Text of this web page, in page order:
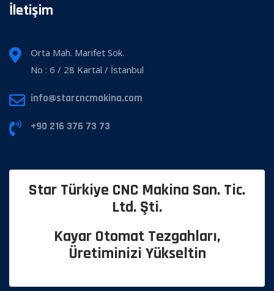
İletişim
Orta Mah. Marifet Sok.
No : 6 / 28 Kartal / İstanbul
info@starcncmakina.com
+90 216 376 73 73
Star Türkiye CNC Makina San. Tic.
Ltd. Şti.
Kayar Otomat Tezgahları,
Üretiminizi Yükseltin